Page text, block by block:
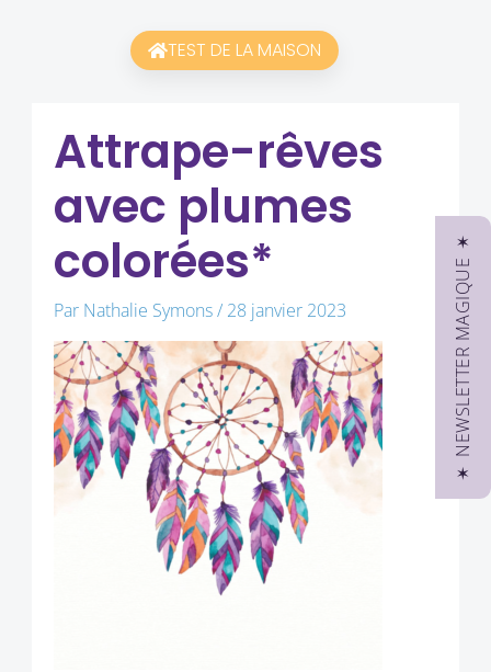
TEST DE LA MAISON
Attrape-rêves
avec plumes
colorées*
Par Nathalie Symons/ 28 janvier 2023 ✶ NEWSLETTER MAGIQUE ✶